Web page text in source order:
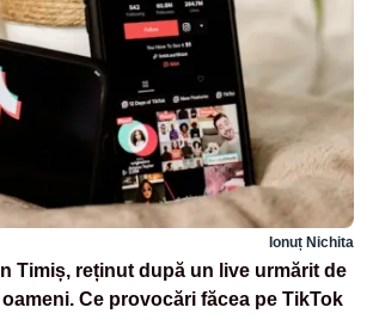
Ionuț Nichita
Timiș, reținut după un live urmărit de
Ce provocări făcea pe TikTok